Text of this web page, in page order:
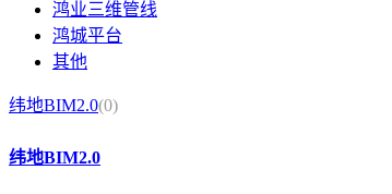
鸿业三维管线
鸿城平台
其他
纬地BIM2.0(0)
纬地BIM2.0